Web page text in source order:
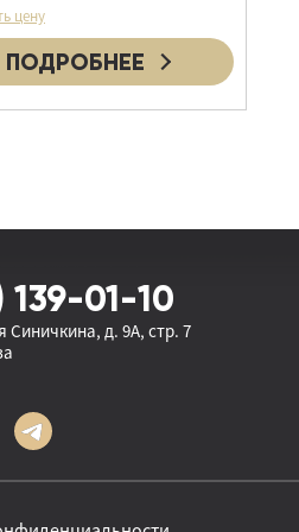
сплит-системы
кондиционеры
блоки
внутренние блоки
блоки
цену
ПОДРОБНЕЕ
139-01-10
Синичкина, д. 9А, стр. 7